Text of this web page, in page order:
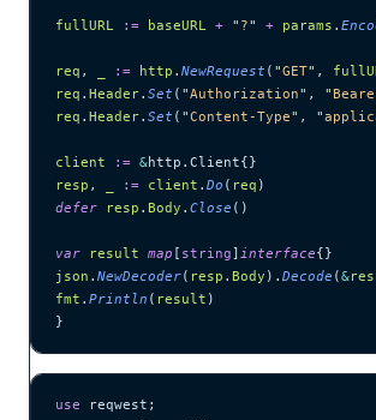
fullURL := baseURL + " ?" + params .
req , := http . NewRequest ( "GET" ,
req . Header. Set ( "Authorization" , "
req . Header. Set ( "Content-Type" , "
client := &http.Client{}
resp , := client . Do ( req )
defer resp . Body . Close ()
var result map [ string] interface{}
json . NewDecoder( resp . Body ). Decode (&
fmt . Println ( result )
}
use reqwest;